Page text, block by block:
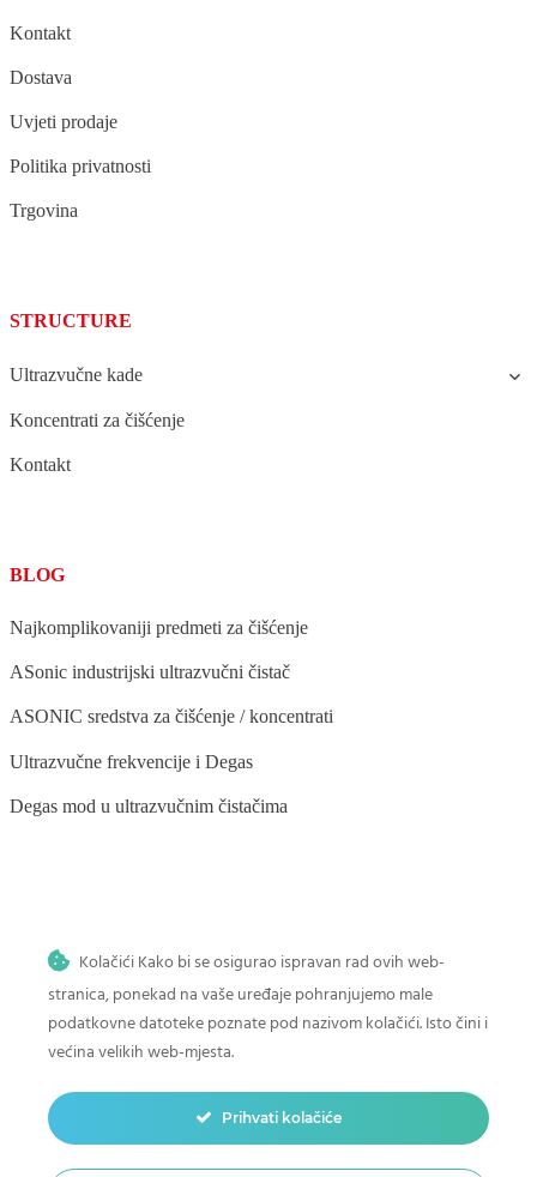
Kontakt
Dostava
Uvjeti prodaje
Politika privatnosti
Trgovina
STRUCTURE
Ultrazvučne kade
Koncentrati za čišćenje
Kontakt
BLOG
Najkomplikovaniji predmeti za čišćenje
ASonic industrijski ultrazvučni čistač
ASONIC sredstva za čišćenje / koncentrati
Ultrazvučne frekvencije i Degas
Degas mod u ultrazvučnim čistačima
Ultrazvučno čišćenje stomatoloških instrumenata
Ultrazvučno čišćenje povrća i voća
Ultrazvučno čišćenje četkica za šminku
Kako očistiti dječje igračke u ultrazvučnom čistaču
Ultrazvučno čišćenje u auto-moto industriji
Kolačići Kako bi se osigurao ispravan rad ovih web-
stranica, ponekad na vaše uređaje pohranjujemo male
podatkovne datoteke poznate pod nazivom kolačići. Isto čini i
većina velikih web-mjesta.
Prihvati kolačiće